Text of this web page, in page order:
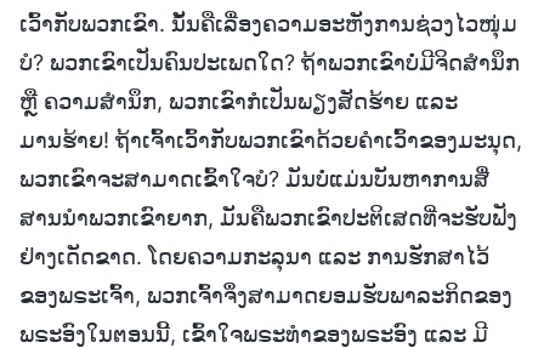
ເວົ້າກັບພວກເຂົາ. ນັ້ນຄືເລື່ອງຄວາມອະຫັງການຊ່ວງໄວໜຸ່ມ
ບໍ? ພວກເຂົາເປັນຄົນປະເພດໃດ? ຖ້າພວກເຂົາບໍ່ມີຈິດສຳນຶກ
ຫຼື ຄວາມສຳນຶກ, ພວກເຂົາກໍເປັນພຽງສັດຮ້າຍ ແລະ
ມານຮ້າຍ! ຖ້າເຈົ້າເວົ້າກັບພວກເຂົາດ້ວຍຄຳເວົ້າຂອງມະນຸດ,
ພວກເຂົາຈະສາມາດເຂົ້າໃຈບໍ? ມັນບໍ່ແມ່ນບັນຫາການສື່
ສານນໍາພວກເຂົາຍາກ, ມັນຄືພວກເຂົາປະຕິເສດທີ່ຈະຮັບຟັງ
ຢ່າງເດັດຂາດ. ໂດຍຄວາມກະລຸນາ ແລະ ການຮັກສາໄວ້
ຂອງພຣະເຈົ້າ, ພວກເຈົ້າຈຶ່ງສາມາດຍອມຮັບພາລະກິດຂອງ
ພຣະອົງໃນຕອນນີ້, ເຂົ້າໃຈພຣະທຳຂອງພຣະອົງ ແລະ ມີ